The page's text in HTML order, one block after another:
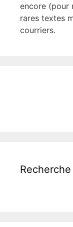
encore (pour
rares textes
courriers.